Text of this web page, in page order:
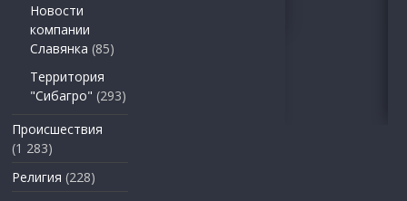
Новости
компании
Славянка (85)
Территория
"Сибагро" (293)
Происшествия
(1 283)
Религия (228)